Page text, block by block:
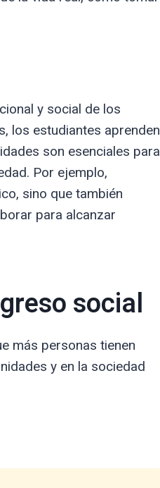
y social de los
los estudiantes aprenden
son esenciales para
Por ejemplo,
sino que también
para alcanzar
social
más personas tienen
y en la sociedad